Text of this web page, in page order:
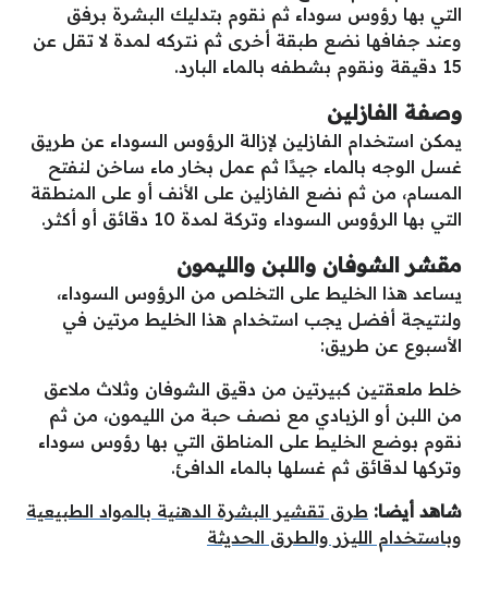
التي بها رؤوس سوداء ثم نقوم بتدليك البشرة برفق
وعند جفافها نضع طبقة أخرى ثم نتركه لمدة لا تقل عن
15 دقيقة ونقوم بشطفه بالماء البارد.
وصفة الفازلين
يمكن استخدام الفازلين لإزالة الرؤوس السوداء عن طريق
غسل الوجه بالماء جيدًا ثم عمل بخار ماء ساخن لنفتح
المسام، من ثم نضع الفازلين على الأنف أو على المنطقة
التي بها الرؤوس السوداء وتركة لمدة 10 دقائق أو أكثر.
مقشر الشوفان واللبن والليمون
يساعد هذا الخليط على التخلص من الرؤوس السوداء،
ولنتيجة أفضل يجب استخدام هذا الخليط مرتين في
الأسبوع عن طريق:
خلط ملعقتين كبيرتين من دقيق الشوفان وثلاث ملاعق
من اللبن أو الزبادي مع نصف حبة من الليمون، من ثم
نقوم بوضع الخليط على المناطق التي بها رؤوس سوداء
وتركها لدقائق ثم غسلها بالماء الدافئ.
شاهد أيضا: طرق تقشير البشرة الدهنية بالمواد الطبيعية
وباستخدام الليزر والطرق الحديثة